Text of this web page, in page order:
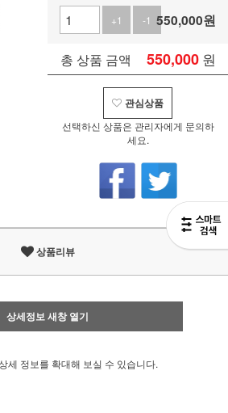
+1
-1 550,000원
총 상품 금액 550,000 원
관심상품
선택하신 상품은 관리자에게 문의하
세요.
상품리뷰
상세정보 새창 열기
세 정보를 확대해 보실 수 있습니다.